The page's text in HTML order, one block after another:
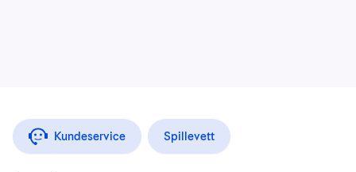
Kundeservice Spillevett